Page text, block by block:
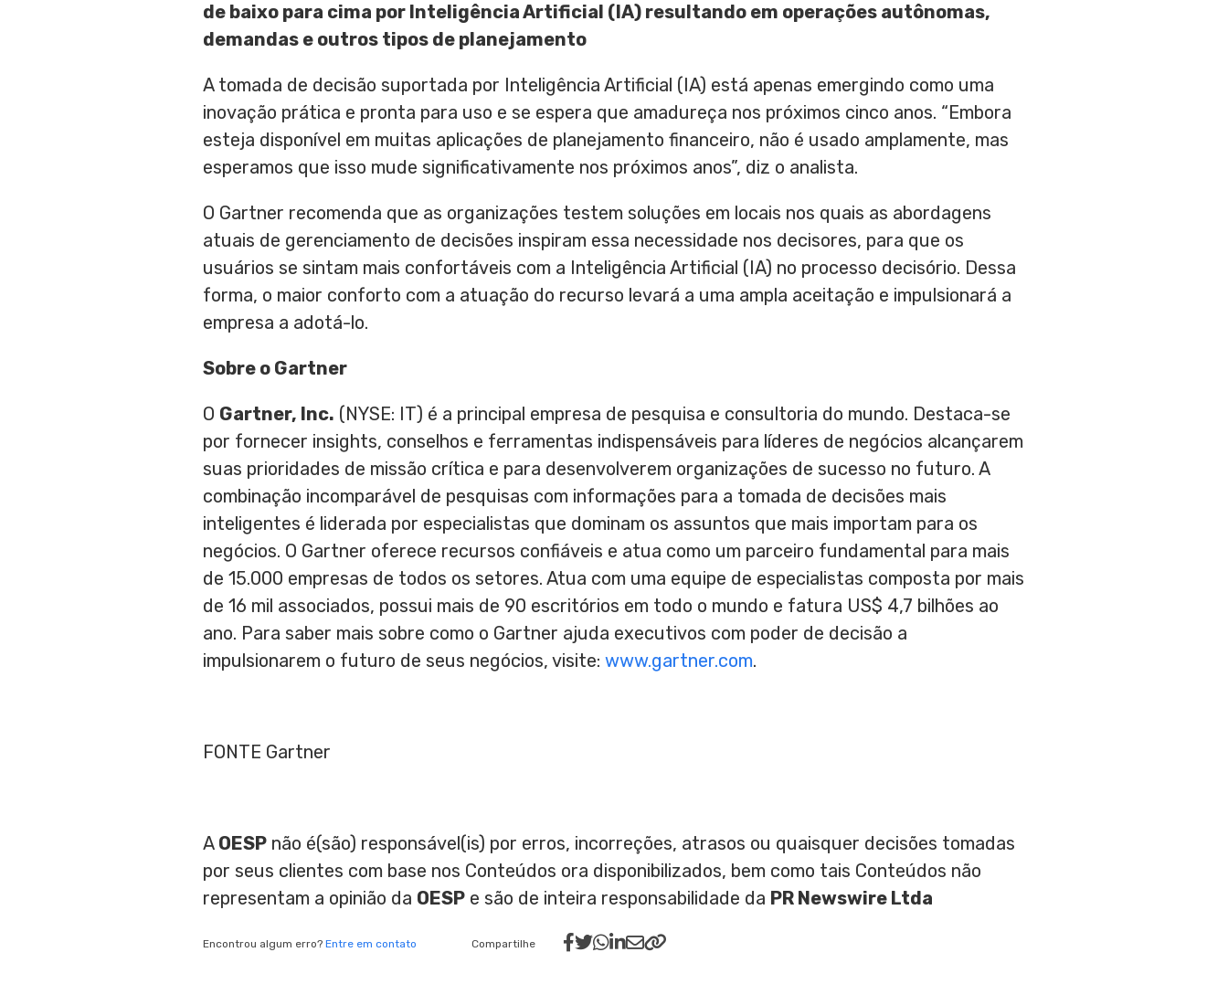
de baixo para cima por Inteligência Artificial (IA) resultando em operações autônomas,
demandas e outros tipos de planejamento
A tomada de decisão suportada por Inteligência Artificial (IA) está apenas emergindo como uma
inovação prática e pronta para uso e se espera que amadureça nos próximos cinco anos. “Embora
esteja disponível em muitas aplicações de planejamento financeiro, não é usado amplamente, mas
esperamos que isso mude significativamente nos próximos anos”, diz o analista.
O Gartner recomenda que as organizações testem soluções em locais nos quais as abordagens
atuais de gerenciamento de decisões inspiram essa necessidade nos decisores, para que os
usuários se sintam mais confortáveis com a Inteligência Artificial (IA) no processo decisório. Dessa
forma, o maior conforto com a atuação do recurso levará a uma ampla aceitação e impulsionará a
empresa a adotá-lo.
Sobre o Gartner
O Gartner, Inc. (NYSE: IT) é a principal empresa de pesquisa e consultoria do mundo. Destaca-se
por fornecer insights, conselhos e ferramentas indispensáveis para líderes de negócios alcançarem
suas prioridades de missão crítica e para desenvolverem organizações de sucesso no futuro. A
combinação incomparável de pesquisas com informações para a tomada de decisões mais
inteligentes é liderada por especialistas que dominam os assuntos que mais importam para os
negócios. O Gartner oferece recursos confiáveis e atua como um parceiro fundamental para mais
de 15.000 empresas de todos os setores. Atua com uma equipe de especialistas composta por mais
de 16 mil associados, possui mais de 90 escritórios em todo o mundo e fatura US$ 4,7 bilhões ao
ano. Para saber mais sobre como o Gartner ajuda executivos com poder de decisão a
impulsionarem o futuro de seus negócios, visite: www.gartner.com.
FONTE Gartner
A OESP não é(são) responsável(is) por erros, incorreções, atrasos ou quaisquer decisões tomadas
por seus clientes com base nos Conteúdos ora disponibilizados, bem como tais Conteúdos não
representam a opinião da OESP e são de inteira responsabilidade da PR Newswire Ltda
Encontrou algum erro? Entre em contato Compartilhe